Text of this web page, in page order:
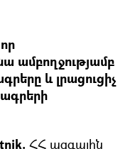
ամբողջությամբ
և լրացուցիչ
ՀՀ ազգային